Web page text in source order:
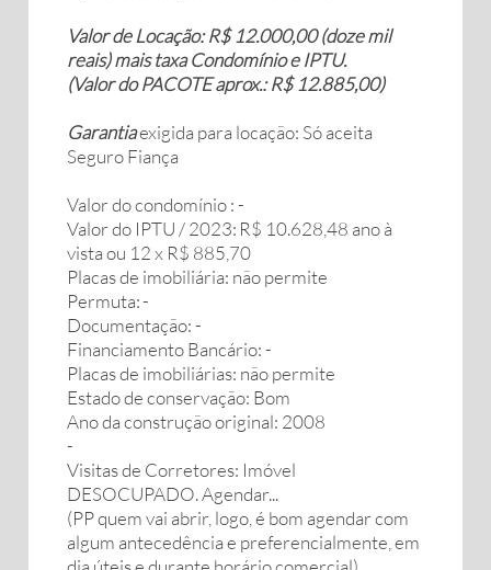
Valor de Locação: R$ 12.000,00 (doze mil
reais) mais taxa Condomínioe IPTU.
(Valor do PACOTE aprox.: R$ 12.885,00)
Garantiaexigida para locação: Só aceita
Seguro Fiança
Valor do condomínio : -
Valor do IPTU / 2023: R$ 10.628,48 ano à
vista ou 12 x R$ 885,70
Placas de imobiliária: não permite
Permuta: -
Documentação: -
Financiamento Bancário: -
Placas de imobiliárias: não permite
Estado de conservação: Bom
Ano da construção original: 2008
-
Visitas de Corretores: Imóvel
DESOCUPADO. Agendar...
(PP quem vai abrir, logo, é bom agendar com
algum antecedência e preferencialmente, em